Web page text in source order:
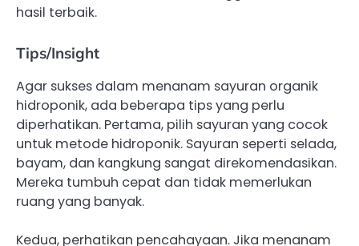
hasil terbaik.
Tips/Insight
Agar sukses dalam menanam sayuran organik
hidroponik, ada beberapa tips yang perlu
diperhatikan. Pertama, pilih sayuran yang cocok
untuk metode hidroponik. Sayuran seperti selada,
bayam, dan kangkung sangat direkomendasikan.
Mereka tumbuh cepat dan tidak memerlukan
ruang yang banyak.
Kedua, perhatikan pencahayaan. Jika menanam